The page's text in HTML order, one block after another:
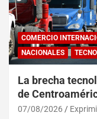
COMERCIO
NACIONALES
La brecha
de
07/08/2026